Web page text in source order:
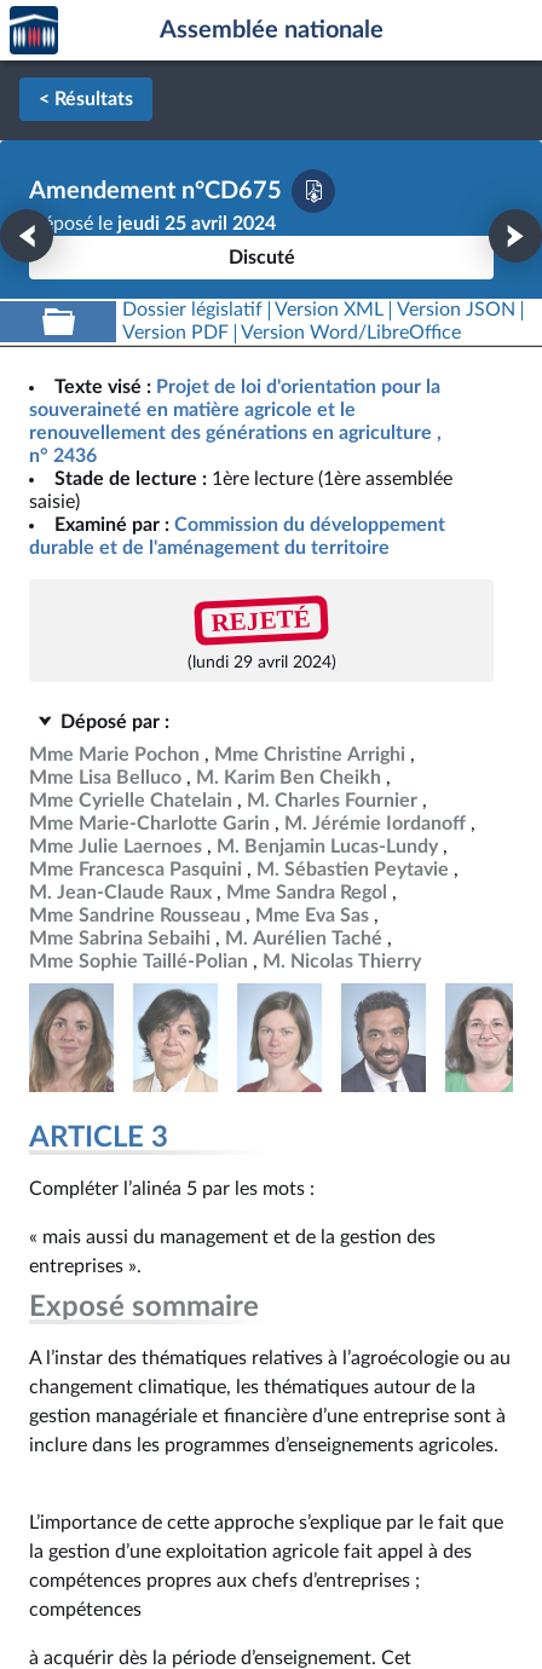
Aller au contenu
Aller en bas de la page
Accèder
à la
page
d'accueil
Assemblée nationale
< Résultats
Amendement n°CD675
Déposé le jeudi 25 avril 2024
Discuté
Dossier législatif Version XML
Version JSON
Version PDF
Version Word/LibreOffice
Texte visé : Projet de loi d'orientation pour la
souveraineté en matière agricole et le
renouvellement des générations en agriculture ,
n° 2436
Stade de lecture : 1ère lecture (1ère assemblée
saisie)
Examiné par : Commission du développement
durable et de l'aménagement du territoire
REJETÉ
(lundi 29 avril 2024)
Déposé par :
Mme Marie Pochon
Mme Christine Arrighi
Mme Lisa Belluco
M. Karim Ben Cheikh
Mme Cyrielle Chatelain
M. Charles Fournier
Mme Marie-Charlotte Garin
M. Jérémie Iordanoff
Mme Julie Laernoes
M. Benjamin Lucas-Lundy
Mme Francesca Pasquini
M. Sébastien Peytavie
M. Jean-Claude Raux
Mme Sandra Regol
Mme Sandrine Rousseau
Mme Eva Sas
Mme Sabrina Sebaihi
M. Aurélien Taché
Mme Sophie Taillé-Polian
M. Nicolas Thierry
ARTICLE 3
Compléter l’alinéa 5 par les mots :
« mais aussi du management et de la gestion des
entreprises ».
Exposé sommaire
A l’instar des thématiques relatives à l’agroécologie ou au
changement climatique, les thématiques autour de la
gestion managériale et financière d’une entreprise sont à
inclure dans les programmes d’enseignements agricoles.
L’importance de cette approche s’explique par le fait que
la gestion d’une exploitation agricole fait appel à des
compétences propres aux chefs d’entreprises ;
compétences
à acquérir dès la période d’enseignement. Cet